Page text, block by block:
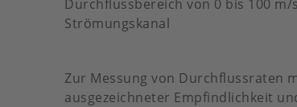
Durchflussbereich von 0 bis 100 m/
Strömungskanal
Zur Messung von Durchflussraten
ausgezeichneter Empfindlichkeit